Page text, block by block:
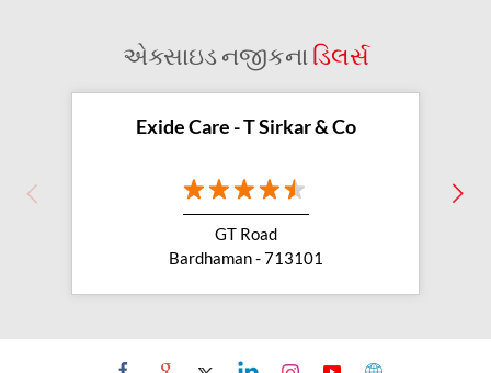
inverter battery shop near me
exide dealer near me exide showroom near me
exide battery showroom near me
exide battery dealer inverter battery
inverter shop near me
એક્સાઇડ નજીકનાડિલર્સ
Exide Care - T Sirkar & Co
GT Road
Bardhaman - 713101